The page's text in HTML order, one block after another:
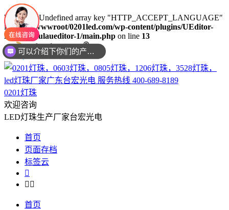
Warning
: Undefined array key "HTTP_ACCEPT_LANGUAGE"
in/www/wwwroot/0201led.com/wp-content/plugins/UEditor-
KityFormulaueditor-1/main.php on line 13
0201灯珠
欢迎咨询
LED灯珠生产厂家台宏光电
首页
页面存档
标签云

 
首页
可以介绍下你们的产品么？
你们是是需要贴片还是插件灯珠呢？